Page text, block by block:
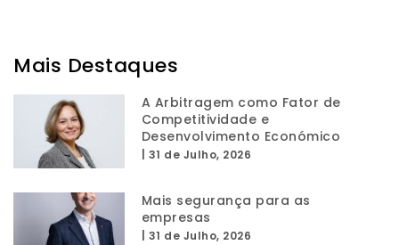
Mais Destaques
A Arbitragem como Fator de
Competitividade e
Desenvolvimento Económico
31 de Julho, 2026
Mais segurança para as
empresas
31 de Julho, 2026